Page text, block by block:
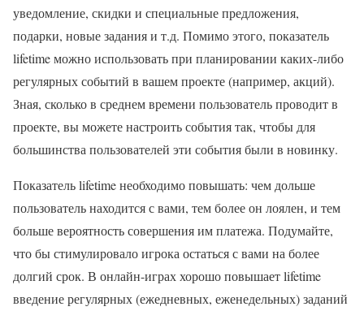
уведомление, скидки и специальные предложения,
подарки, новые задания и т.д. Помимо этого, показатель
lifetime можно использовать при планировании каких-либо
регулярных событий в вашем проекте (например, акций).
Зная, сколько в среднем времени пользователь проводит в
проекте, вы можете настроить события так, чтобы для
большинства пользователей эти события были в новинку.
Показатель lifetime необходимо повышать: чем дольше
пользователь находится с вами, тем более он лоялен, и тем
больше вероятность совершения им платежа. Подумайте,
что бы стимулировало игрока остаться с вами на более
долгий срок. В онлайн-играх хорошо повышает lifetime
введение регулярных (ежедневных, еженедельных) заданий